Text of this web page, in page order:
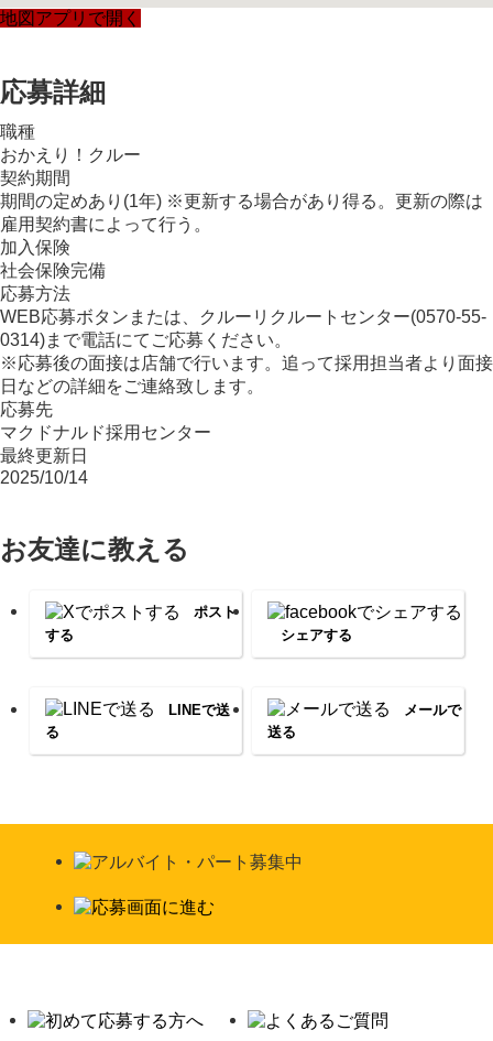
地図アプリで開く
応募詳細
職種
おかえり！クルー
契約期間
期間の定めあり(1年) ※更新する場合があり得る。更新の際は
雇用契約書によって行う。
加入保険
社会保険完備
応募方法
WEB応募ボタンまたは、クルーリクルートセンター(0570-55-
0314)まで電話にてご応募ください。
※応募後の面接は店舗で行います。追って採用担当者より面接
日などの詳細をご連絡致します。
応募先
マクドナルド採用センター
最終更新日
2025/10/14
お友達に教える
ポスト
する
シェアする
LINEで送
る
メールで
送る